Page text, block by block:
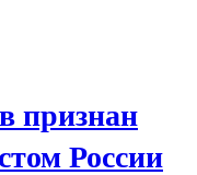
признан
России